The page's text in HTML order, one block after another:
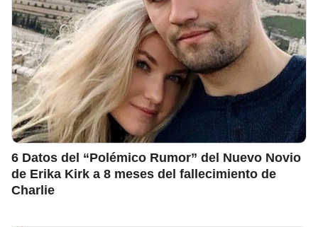
6 Datos del “Polémico Rumor” del Nuevo Novio
de Erika Kirk a 8 meses del fallecimiento de
Charlie